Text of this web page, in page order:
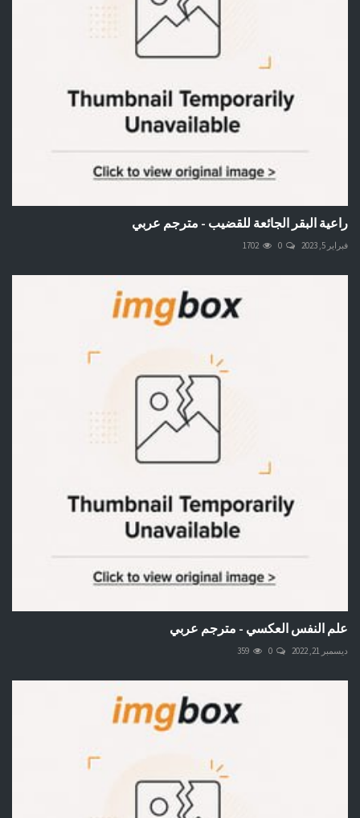
راعية البقر الجائعة للقضيب - مترجم عربي
فبراير 5, 2023 0
1702
علم النفس العكسي - مترجم عربي
ديسمبر 21, 2022 0
359